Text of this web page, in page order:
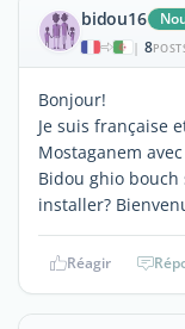
bidou16
| 8
Bonjour!
Je suis française
Mostaganem
Bidou ghio bouch
installer?
Réagir